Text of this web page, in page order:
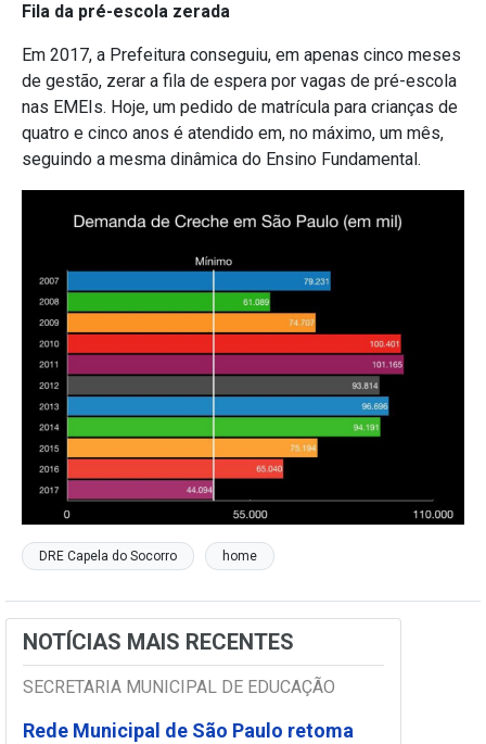
Fila da pré-escola zerada
Em 2017, a Prefeitura conseguiu, em apenas cinco meses
de gestão, zerar a fila de espera por vagas de pré-escola
nas EMEIs. Hoje, um pedido de matrícula para crianças de
quatro e cinco anos é atendido em, no máximo, um mês,
seguindo a mesma dinâmica do Ensino Fundamental.
DRE Capela do Socorro home
NOTÍCIAS MAIS RECENTES
SECRETARIA MUNICIPAL DE EDUCAÇÃO
Rede Municipal de São Paulo retoma